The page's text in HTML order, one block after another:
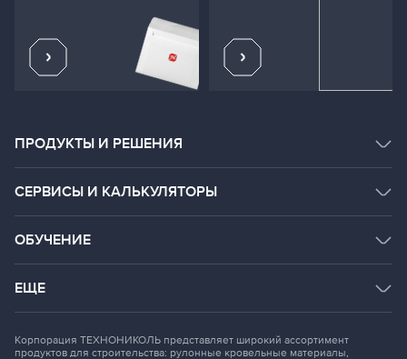
ПРОДУКТЫ И РЕШЕНИЯ
ДОКУМЕНТАЦИЯ
DOM TN
СЕРВИСЫ И КАЛЬКУЛЯТОРЫ
ROOF.RU
ОБУЧЕНИЕ
ЕЩЕ
НАЧНИТЕ ПЕРЕВОЗКИ
Корпорация ТЕХНОНИКОЛЬ представляет широкий ассортимент
продуктов для строительства: рулонные кровельные материалы,